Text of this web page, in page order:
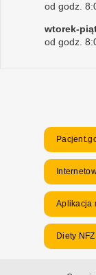
od godz.
wtorek-
od godz.
Aplikacja
Diety NFZ